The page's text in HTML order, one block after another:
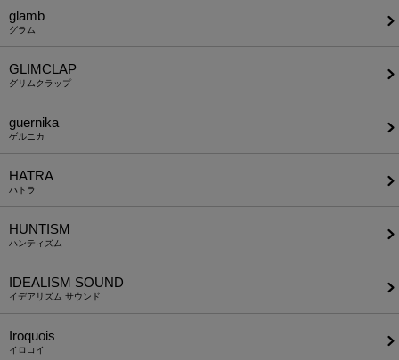
glamb
グラム
GLIMCLAP
グリムクラップ
guernika
ゲルニカ
HATRA
ハトラ
HUNTISM
ハンティズム
IDEALISM SOUND
イデアリズム サウンド
Iroquois
イロコイ